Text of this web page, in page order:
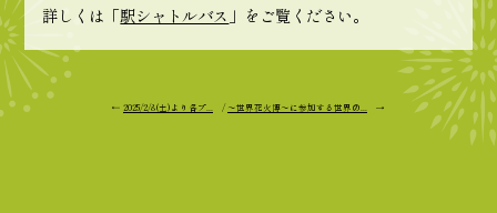
詳しくは「駅シャトルバス 」をご覧ください。
← 2025/2/8(土)より各プ... /～世界花火博～に参加する世界の... →